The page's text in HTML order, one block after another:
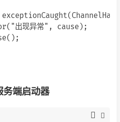
出现异常", cause);
端启动器